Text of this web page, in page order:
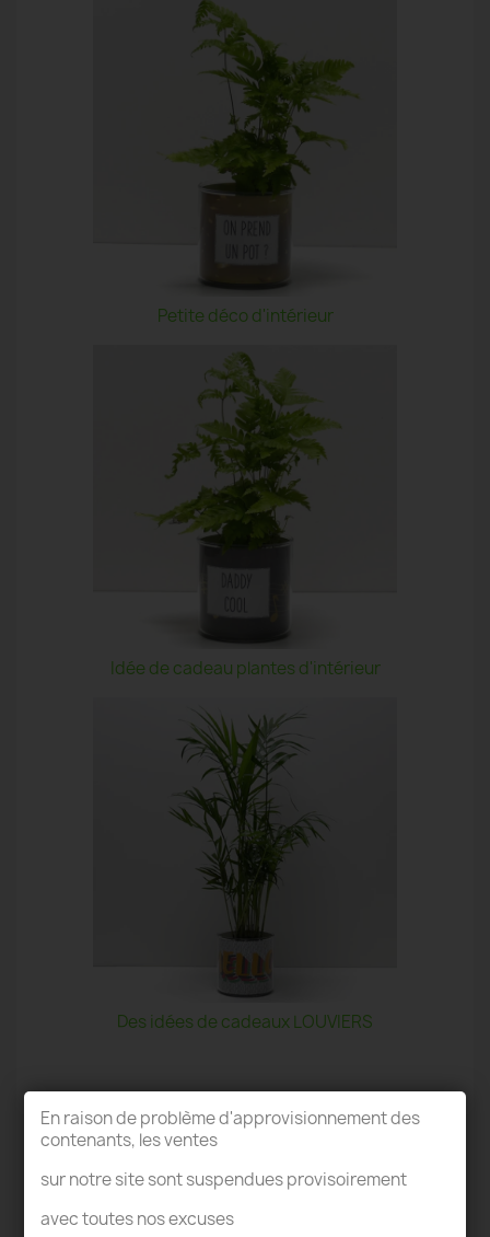
Petite déco d'intérieur
Idée de cadeau plantes d'intérieur
Des idées de cadeaux LOUVIERS
En raison de problème d'approvisionnement des
contenants, les ventes
sur notre site sont suspendues provisoirement
avec toutes nos excuses